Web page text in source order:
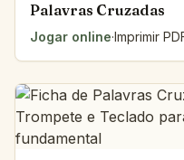
Palavras Cruzadas
Jogar online·Imprimir